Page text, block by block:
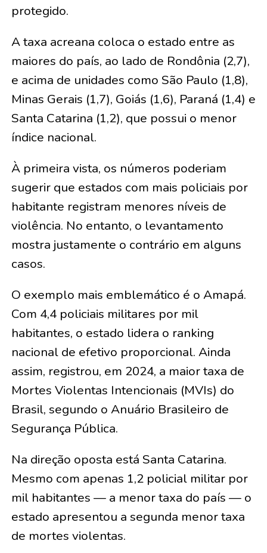
protegido.
A taxa acreana coloca o estado entre as
maiores do país, ao lado de Rondônia (2,7),
e acima de unidades como São Paulo (1,8),
Minas Gerais (1,7), Goiás (1,6), Paraná (1,4) e
Santa Catarina (1,2), que possui o menor
índice nacional.
À primeira vista, os números poderiam
sugerir que estados com mais policiais por
habitante registram menores níveis de
violência. No entanto, o levantamento
mostra justamente o contrário em alguns
casos.
O exemplo mais emblemático é o Amapá.
Com 4,4 policiais militares por mil
habitantes, o estado lidera o ranking
nacional de efetivo proporcional. Ainda
assim, registrou, em 2024, a maior taxa de
Mortes Violentas Intencionais (MVIs) do
Brasil, segundo o Anuário Brasileiro de
Segurança Pública.
Na direção oposta está Santa Catarina.
Mesmo com apenas 1,2 policial militar por
mil habitantes — a menor taxa do país — o
estado apresentou a segunda menor taxa
de mortes violentas.